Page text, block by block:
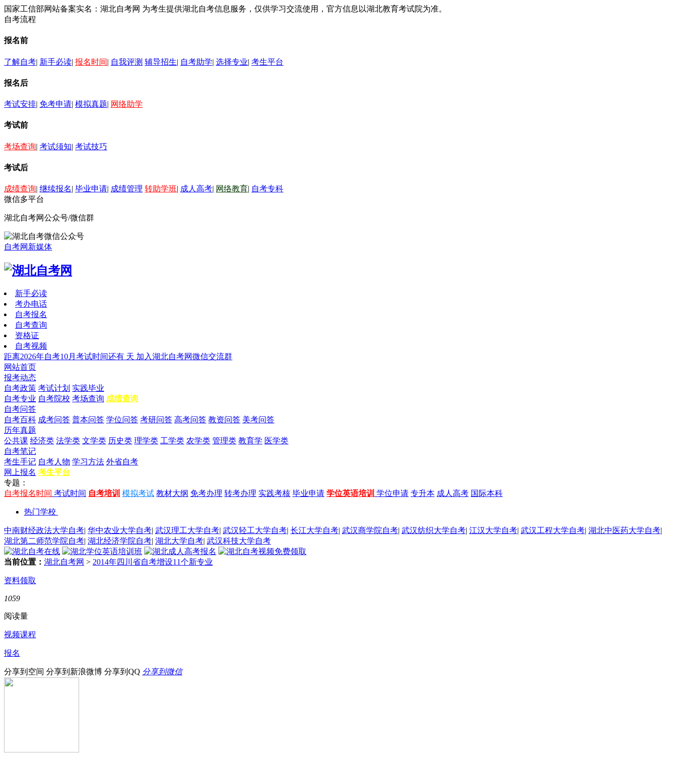
国家工信部网站备案实名：湖北自考网 为考生提供湖北自考信息服务，仅供学习交流使用，官方信息以湖北教育考试院为准。
自考流程
报名前
了解自考| 新手必读| 报名时间| 自我评测 辅导招生| 自考助学| 选择专业| 考生平台
报名后
考试安排| 免考申请| 模拟真题| 网络助学
考试前
考场查询| 考试须知| 考试技巧
考试后
成绩查询| 继续报名| 毕业申请| 成绩管理 转助学班| 成人高考| 网络教育| 自考专科
微信多平台
湖北自考网公众号/微信群
自考网新媒体
新手必读
考办电话
自考报名
自考查询
资格证
自考视频
距离2026年自考10月考试时间还有 天 加入湖北自考网微信交流群
网站首页
报考动态
自考政策 考试计划 实践毕业
自考专业 自考院校 考场查询 成绩查询
自考问答
自考百科 成考问答 普本问答 学位问答 考研问答 高考问答 教资问答 美考问答
历年真题
公共课 经济类 法学类 文学类 历史类 理学类 工学类 农学类 管理类 教育学 医学类
自考笔记
考生手记 自考人物 学习方法 外省自考
网上报名 考生平台
专题：
自考报名时间 考试时间 自考培训 模拟考试 教材大纲 免考办理 转考办理 实践考核 毕业申请 学位英语培训 学位申请 专升本 成人高考 国际本科
热门学校
中南财经政法大学自考| 华中农业大学自考| 武汉理工大学自考| 武汉轻工大学自考| 长江大学自考| 武汉商学院自考| 武汉纺织大学自考| 江汉大学自考| 武汉工程大学自考| 湖北中医药大学自考|
湖北第二师范学院自考| 湖北经济学院自考| 湖北大学自考| 武汉科技大学自考
当前位置： 湖北自考网 > 2014年四川省自考增设11个新专业
资料领取
1059
阅读量
视频课程
报名
分享到空间 分享到新浪微博 分享到QQ 分享到微信